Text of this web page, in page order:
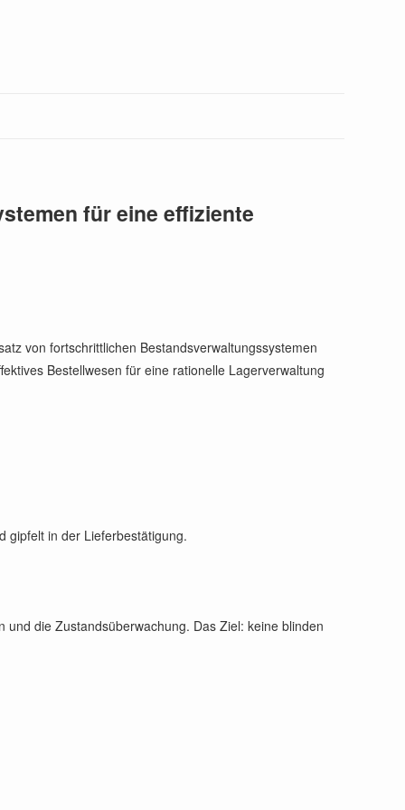
für eine effiziente
von fortschrittlichen Bestandsverwaltungssystemen
Bestellwesen für eine rationelle Lagerverwaltung
gipfelt in der Lieferbestätigung.
die Zustandsüberwachung. Das Ziel: keine blinden